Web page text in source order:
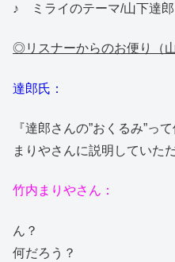
♪ ミライのテーマ/山下達郎
◎リスナーからのお便り（
達郎氏：
『達郎さんの”おくるみ”っ
まりやさんに説明していた
竹内まりやさん：
ん？
何だろう？